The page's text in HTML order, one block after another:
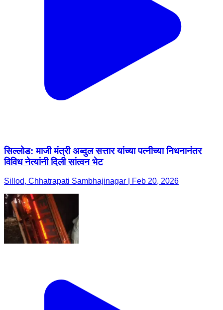
सिल्लोड: माजी मंत्री अब्दुल सत्तार यांच्या पत्नीच्या निधनानंतर
विविध नेत्यांनी दिली सांत्वन भेट
Sillod, Chhatrapati Sambhajinagar | Feb 20, 2026